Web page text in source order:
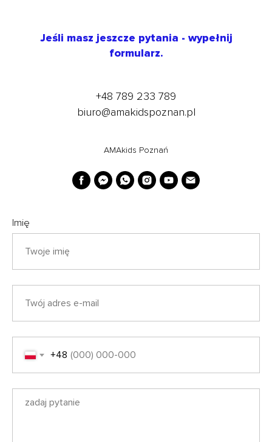
Jeśli masz jeszcze pytania - wypełnij
formularz.
+48 789 233 789
biuro@amakidspoznan.pl
AMAkids Poznań
Imię
+48